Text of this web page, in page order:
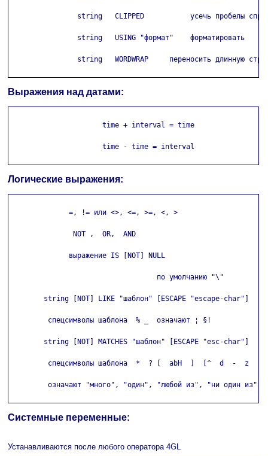
string   CLIPPED           усечь пробелы
                string   USING "формат"    форматировать
string   WORDWRAP     переносить длинную
Выражения над датами:
                      time
+ interval = time
                      time - time = interval
Логические выражения:
              =, != или <>, <=, >=, <, >
               NOT ,  OR,  AND
              выражение IS [NOT] NULL
                                   по умолчанию "\"
        string [NOT] LIKE "шаблон" [ESCAPE "escape-char"]
         спецсимволы шаблона  % _  означают ¦ §!
        string [NOT] MATCHES "шаблон" [ESCAPE "esc-char"]
         спецсимволы шаблона  *  ? [  abH  ]  [^  d  -  z  ]
         означают "много", "один", "любой из", "ни один из"
Системные переменные:
Устанавливаются после любого оператора 4GL